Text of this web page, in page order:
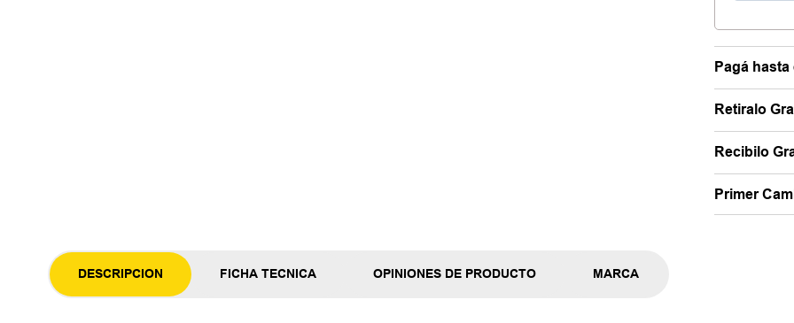
Pagá
Retiralo
Recibilo
Primer
DESCRIPCION FICHA TECNICA OPINIONES DE PRODUCTO MARCA